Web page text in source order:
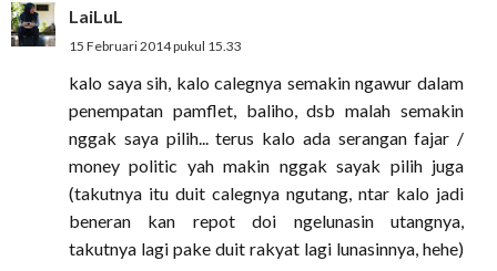
LaiLuL
15 Februari 2014 pukul 15.33
kalo saya sih, kalo calegnya semakin ngawur dalam
penempatan pamflet, baliho, dsb malah semakin
nggak saya pilih... terus kalo ada serangan fajar /
money politic yah makin nggak sayak pilih juga
(takutnya itu duit calegnya ngutang, ntar kalo jadi
beneran kan repot doi ngelunasin utangnya,
takutnya lagi pake duit rakyat lagi lunasinnya, hehe)